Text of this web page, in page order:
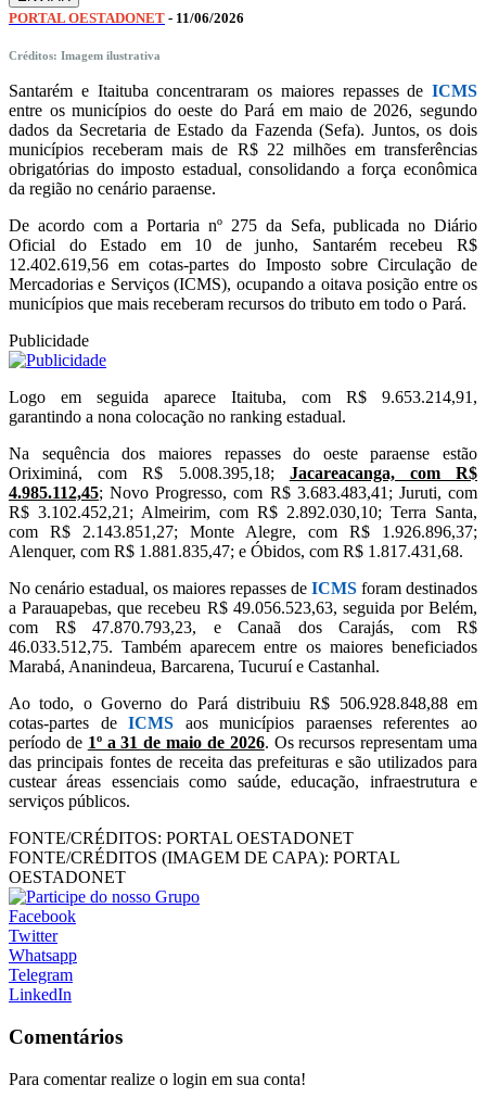
PORTAL OESTADONET - 11/06/2026
Créditos: Imagem ilustrativa
Santarém e Itaituba concentraram os maiores repasses de ICMS
entre os municípios do oeste do Pará em maio de 2026, segundo
dados da Secretaria de Estado da Fazenda (Sefa). Juntos, os dois
municípios receberam mais de R$ 22 milhões em transferências
obrigatórias do imposto estadual, consolidando a força econômica
da região no cenário paraense.
De acordo com a Portaria nº 275 da Sefa, publicada no Diário
Oficial do Estado em 10 de junho, Santarém recebeu R$
12.402.619,56 em cotas-partes do Imposto sobre Circulação de
Mercadorias e Serviços (ICMS), ocupando a oitava posição entre os
municípios que mais receberam recursos do tributo em todo o Pará.
Publicidade
Logo em seguida aparece Itaituba, com R$ 9.653.214,91,
garantindo a nona colocação no ranking estadual.
Na sequência dos maiores repasses do oeste paraense estão
Oriximiná, com R$ 5.008.395,18; Jacareacanga, com R$
4.985.112,45; Novo Progresso, com R$ 3.683.483,41; Juruti, com
R$ 3.102.452,21; Almeirim, com R$ 2.892.030,10; Terra Santa,
com R$ 2.143.851,27; Monte Alegre, com R$ 1.926.896,37;
Alenquer, com R$ 1.881.835,47; e Óbidos, com R$ 1.817.431,68.
No cenário estadual, os maiores repasses de ICMS foram destinados
a Parauapebas, que recebeu R$ 49.056.523,63, seguida por Belém,
com R$ 47.870.793,23, e Canaã dos Carajás, com R$
46.033.512,75. Também aparecem entre os maiores beneficiados
Marabá, Ananindeua, Barcarena, Tucuruí e Castanhal.
Ao todo, o Governo do Pará distribuiu R$ 506.928.848,88 em
cotas-partes deICMS aos municípios paraenses referentes ao
período de 1º a 31 de maio de 2026. Os recursos representam uma
das principais fontes de receita das prefeituras e são utilizados para
custear áreas essenciais como saúde, educação, infraestrutura e
serviços públicos.
FONTE/CRÉDITOS: PORTAL OESTADONET
FONTE/CRÉDITOS (IMAGEM DE CAPA): PORTAL
OESTADONET
Facebook
Twitter
Whatsapp
Telegram
LinkedIn
Comentários
Para comentar realize o login em sua conta!